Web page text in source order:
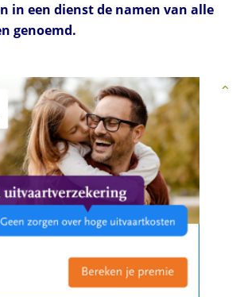
in een dienst de namen van alle
genoemd.